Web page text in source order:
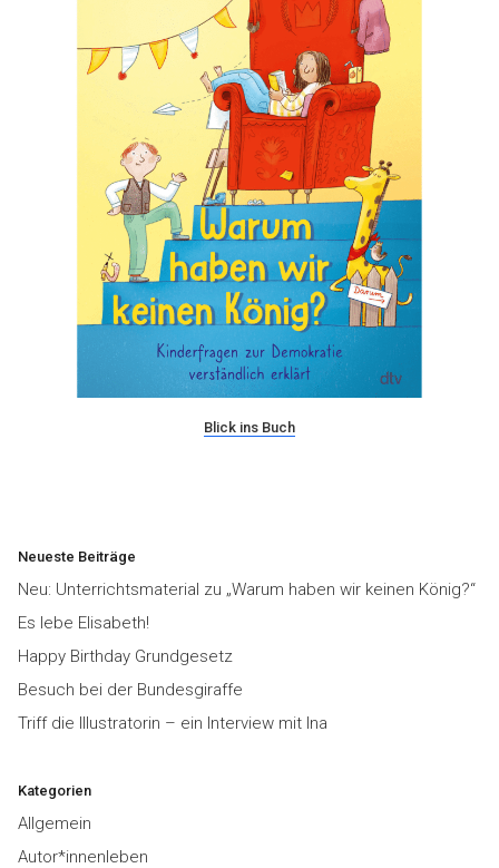
Blick ins Buch
Neueste Beiträge
Neu: Unterrichtsmaterial zu „Warum haben wir keinen König?“
Es lebe Elisabeth!
Happy Birthday Grundgesetz
Besuch bei der Bundesgiraffe
Triff die Illustratorin – ein Interview mit Ina
Kategorien
Allgemein
Autor*innenleben